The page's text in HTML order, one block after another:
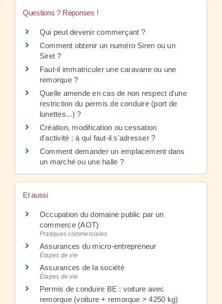
Questions ? Réponses !
Qui peut devenir commerçant ?
Comment obtenir un numéro Siren ou un
Siret ?
Faut-il immatriculer une caravane ou une
remorque ?
Quelle amende en cas de non respect d'une
restriction du permis de conduire (port de
lunettes...) ?
Création, modification ou cessation
d'activité : à qui faut-il s'adresser ?
Comment demander un emplacement dans
un marché ou une halle ?
Et aussi
Occupation du domaine public par un
commerce (AOT)
Pratiques commerciales
Assurances du micro-entrepreneur
Étapes de vie
Assurances de la société
Étapes de vie
Permis de conduire BE : voiture avec
remorque (voiture + remorque > 4250 kg)